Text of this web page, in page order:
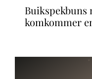
buikspekbuns met zoetzure
komkommer